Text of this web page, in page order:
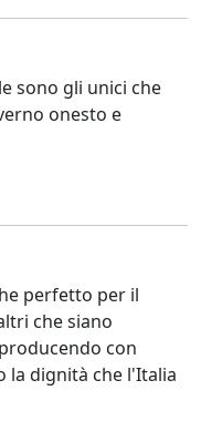
sono gli unici che
onesto e
perfetto per il
che siano
con
la dignità che l'Italia